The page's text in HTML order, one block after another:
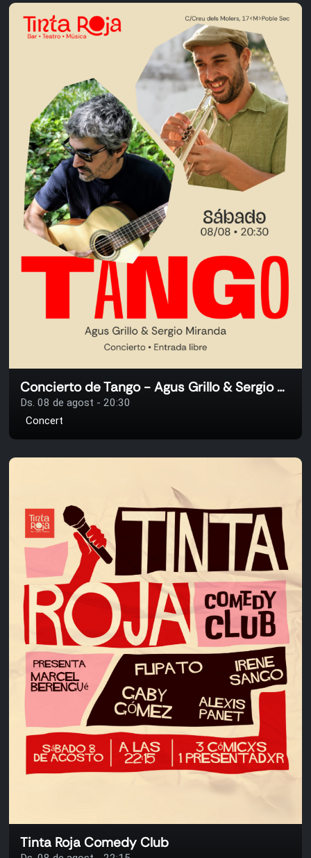
Concierto de Tango - Agus Grillo & Sergio Miranda
Ds. 08 de agost - 20:30
Concert
Tinta Roja Comedy Club